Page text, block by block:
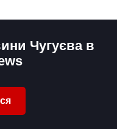
Чугуєва в